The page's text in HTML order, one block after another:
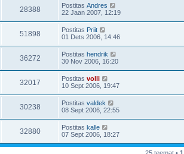
28388 Postitas Andres
22 Jaan 2007, 12:19
51898 Postitas Priit
01 Dets 2006, 14:46
36272 Postitas hendrik
30 Nov 2006, 16:20
32017 Postitas volli
10 Sept 2006, 19:47
30238 Postitas valdek
08 Sept 2006, 22:55
32880 Postitas kalle
07 Sept 2006, 18:27